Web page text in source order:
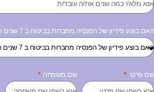
בוצע פידיון של הפנסיה מחברות בביטוח ב 7 שנים האחרונות?
פרטי שם משפחה